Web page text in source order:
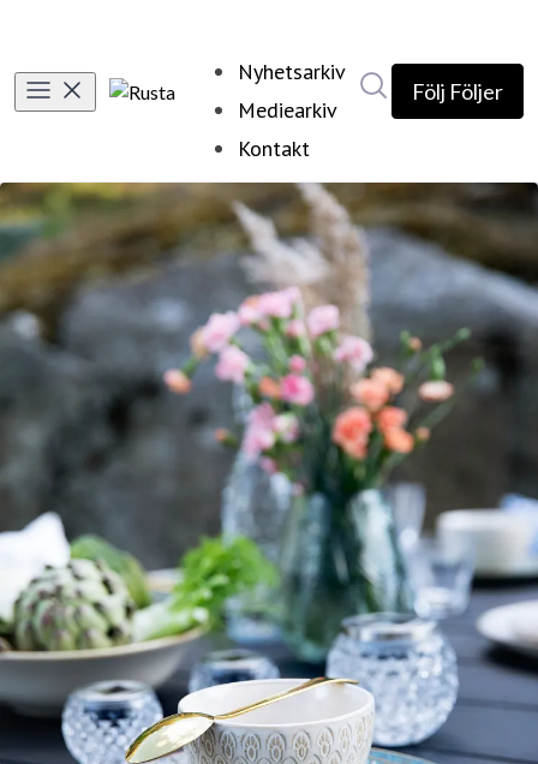
Nyhetsarkiv
Mediearkiv
Kontakt
Följ Följer